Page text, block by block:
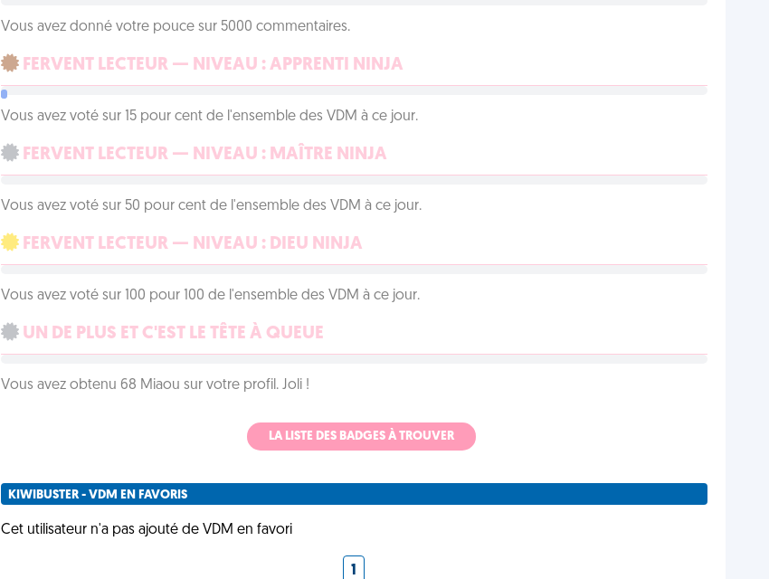
Vous avez donné votre pouce sur 5000 commentaires.
FERVENT LECTEUR — NIVEAU : APPRENTI NINJA
Vous avez voté sur 15 pour cent de l'ensemble des VDM à ce jour.
FERVENT LECTEUR — NIVEAU : MAÎTRE NINJA
Vous avez voté sur 50 pour cent de l'ensemble des VDM à ce jour.
FERVENT LECTEUR — NIVEAU : DIEU NINJA
Vous avez voté sur 100 pour 100 de l'ensemble des VDM à ce jour.
UN DE PLUS ET C'EST LE TÊTE À QUEUE
Vous avez obtenu 68 Miaou sur votre profil. Joli !
LA LISTE DES BADGES À TROUVER
KIWIBUSTER - VDM EN FAVORIS
Cet utilisateur n'a pas ajouté de VDM en favori
1